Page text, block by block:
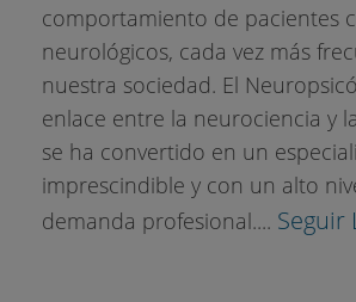
comportamiento de pacientes
neurológicos, cada vez más
nuestra sociedad. El
enlace entre la neurociencia y
se ha convertido en un
imprescindible y con un alto
demanda profesional.... Seguir